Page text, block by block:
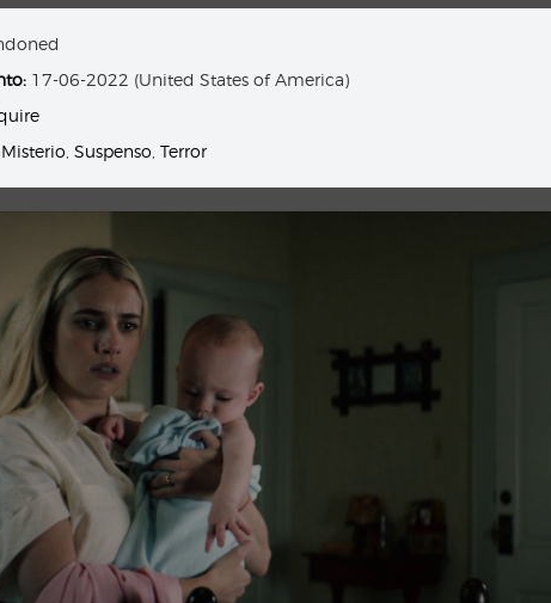
17-06-2022 (United States of America)
Misterio ,Suspenso ,Terror